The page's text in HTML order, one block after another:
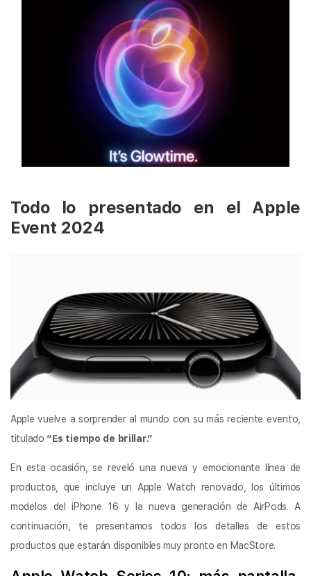
Todo lo presentado en el Apple
Event 2024
Apple vuelve a sorprender al mundo con su más reciente evento,
titulado “Es tiempo de brillar.”
En esta ocasión, se reveló una nueva y emocionante línea de
productos, que incluye un Apple Watch renovado, los últimos
modelos del iPhone 16 y la nueva generación de AirPods. A
continuación, te presentamos todos los detalles de estos
productos que estarán disponibles muy pronto en MacStore.